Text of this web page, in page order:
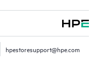
hpestoresupport@hpe.com